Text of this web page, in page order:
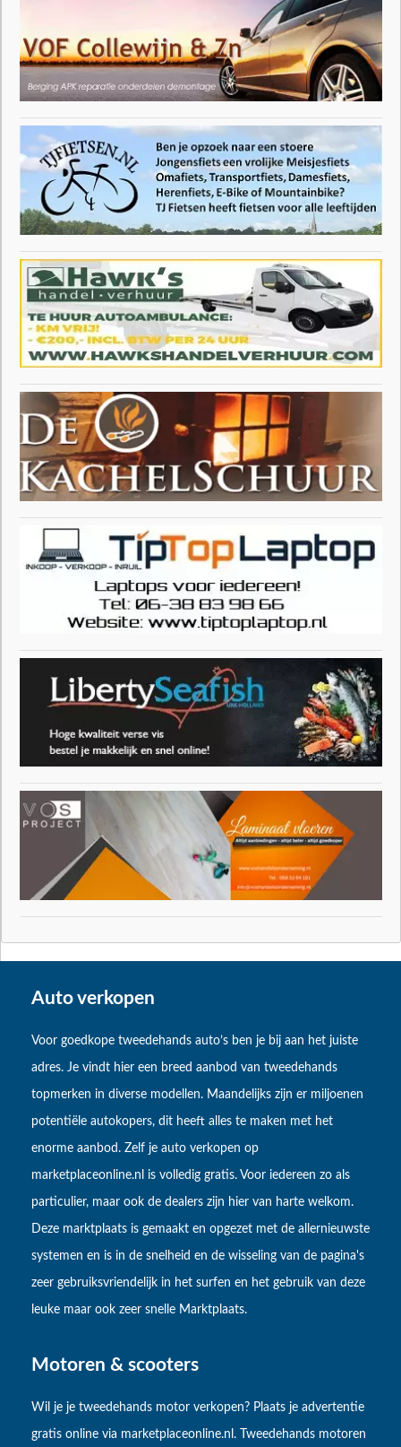
Auto verkopen
Voor goedkope tweedehands auto’s ben je bij aan het juiste
adres. Je vindt hier een breed aanbod van tweedehands
topmerken in diverse modellen. Maandelijks zijn er miljoenen
potentiële autokopers, dit heeft alles te maken met het
enorme aanbod. Zelf je auto verkopen op
marketplaceonline.nl is volledig gratis. Voor iedereen zo als
particulier, maar ook de dealers zijn hier van harte welkom.
Deze marktplaats is gemaakt en opgezet met de allernieuwste
systemen en is in de snelheid en de wisseling van de pagina's
zeer gebruiksvriendelijk in het surfen en het gebruik van deze
leuke maar ook zeer snelle Marktplaats.
Motoren & scooters
Wil je je tweedehands motor verkopen? Plaats je advertentie
gratis online via marketplaceonline.nl. Tweedehands motoren